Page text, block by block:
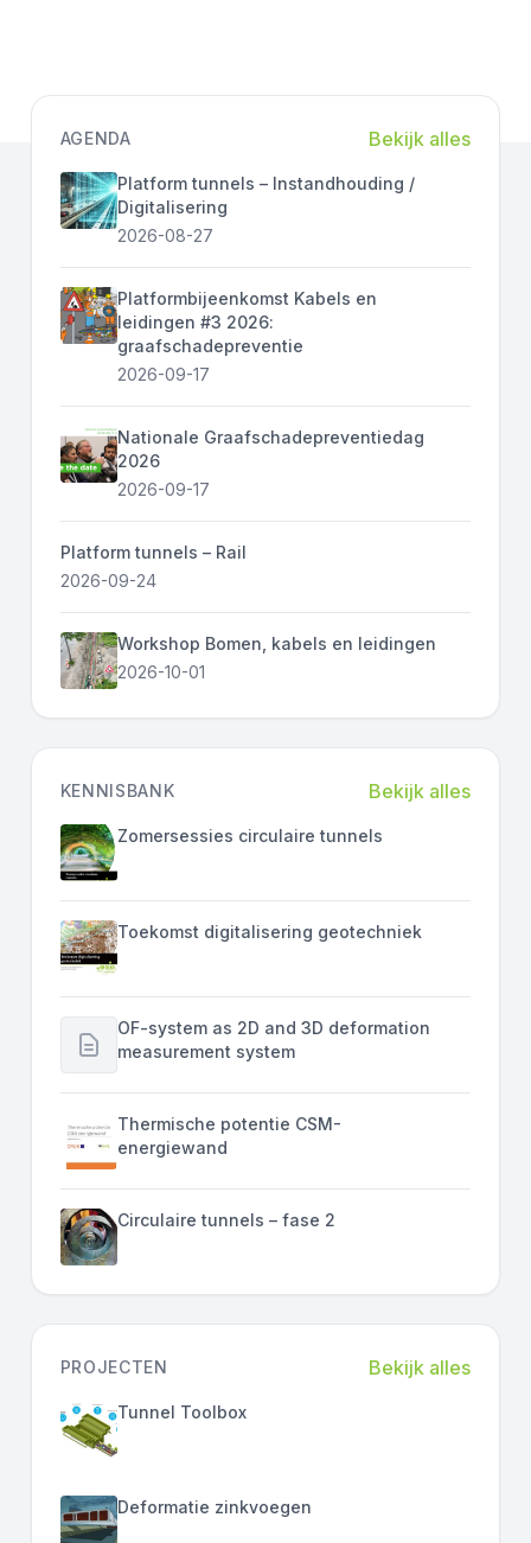
AGENDA Bekijk alles
Platform tunnels – Instandhouding /
Digitalisering
2026-08-27
Platformbijeenkomst Kabels en
leidingen #3 2026:
graafschadepreventie
2026-09-17
Nationale Graafschadepreventiedag
2026
2026-09-17
Platform tunnels – Rail
2026-09-24
Workshop Bomen, kabels en leidingen
2026-10-01
KENNISBANK Bekijk alles
Zomersessies circulaire tunnels
Toekomst digitalisering geotechniek
OF-system as 2D and 3D deformation
measurement system
Thermische potentie CSM-
energiewand
Circulaire tunnels – fase 2
PROJECTEN Bekijk alles
Tunnel Toolbox
Deformatie zinkvoegen